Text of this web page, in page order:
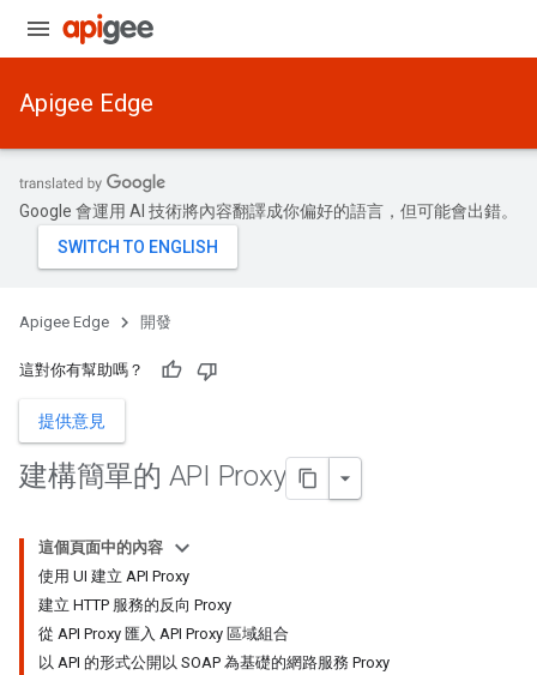
Apigee Edge
Google 會運用 AI 技術將內容翻譯成你偏好的語言，但可能會出錯。
Apigee Edge 開發
這對你有幫助嗎？
提供意見
建構簡單的 API Proxy
這個頁面中的內容
使用 UI 建立 API Proxy
建立 HTTP 服務的反向 Proxy
從 API Proxy 匯入 API Proxy 區域組合
以 API 的形式公開以 SOAP 為基礎的網路服務 Proxy